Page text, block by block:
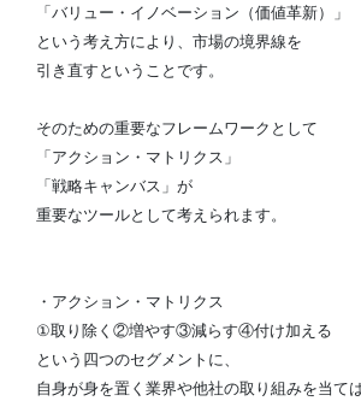
「バリュー・イノベーション（価値革新）」
という考え方により、市場の境界線を
引き直すということです。
そのための重要なフレームワークとして
「アクション・マトリクス」
「戦略キャンバス」が
重要なツールとして考えられます。
・アクション・マトリクス
①取り除く②増やす③減らす④付け加える
という四つのセグメントに、
自身が身を置く業界や他社の取り組みを当ては